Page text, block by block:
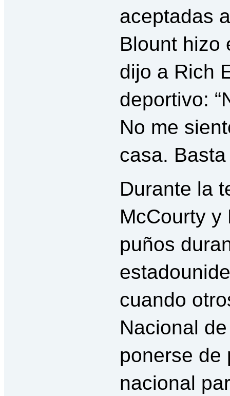
aceptadas
Blount hizo
dijo a Rich
deportivo:
No me
casa.
Durante la
McCourty y
puños
cuando
Nacional
ponerse de
nacional